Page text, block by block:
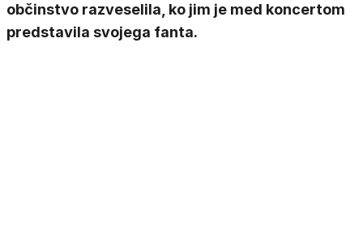
občinstvo razveselila, ko jim je med koncertom
predstavila svojega fanta.